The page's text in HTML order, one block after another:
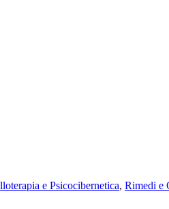
e Psicocibernetica, Rimedi e